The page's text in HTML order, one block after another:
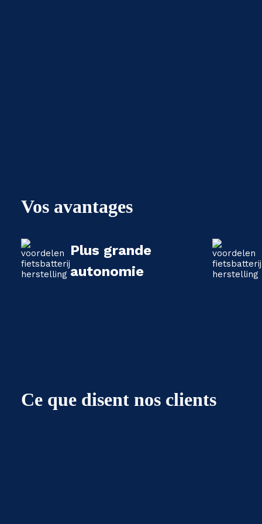
Vos avantages
Plus grande
autonomie
Ce que disent nos clients